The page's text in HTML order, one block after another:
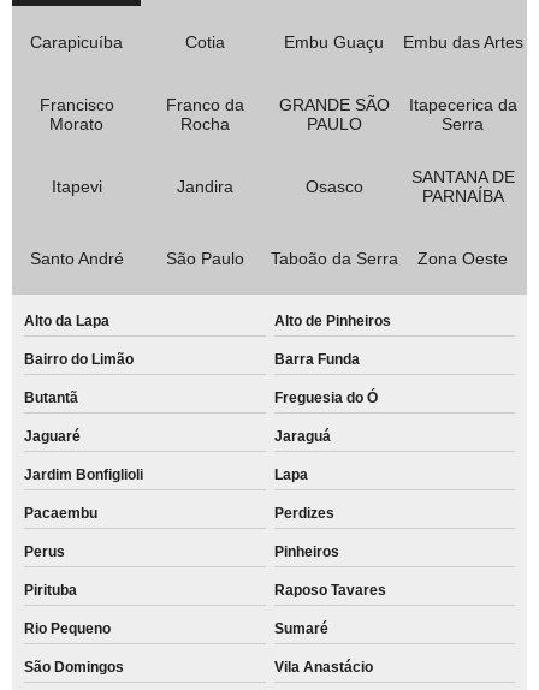
Carapicuíba Cotia Embu Guaçu Embu das Artes
Francisco
Morato
Franco da
Rocha
GRANDE SÃO
PAULO
Itapecerica da
Serra
Itapevi Jandira Osasco
SANTANA DE
PARNAÍBA
Santo André São Paulo Taboão da Serra Zona Oeste
Alto da Lapa Alto de Pinheiros
Bairro do Limão Barra Funda
Butantã Freguesia do Ó
Jaguaré Jaraguá
Jardim Bonfiglioli Lapa
Pacaembu Perdizes
Perus Pinheiros
Pirituba Raposo Tavares
Rio Pequeno Sumaré
São Domingos Vila Anastácio